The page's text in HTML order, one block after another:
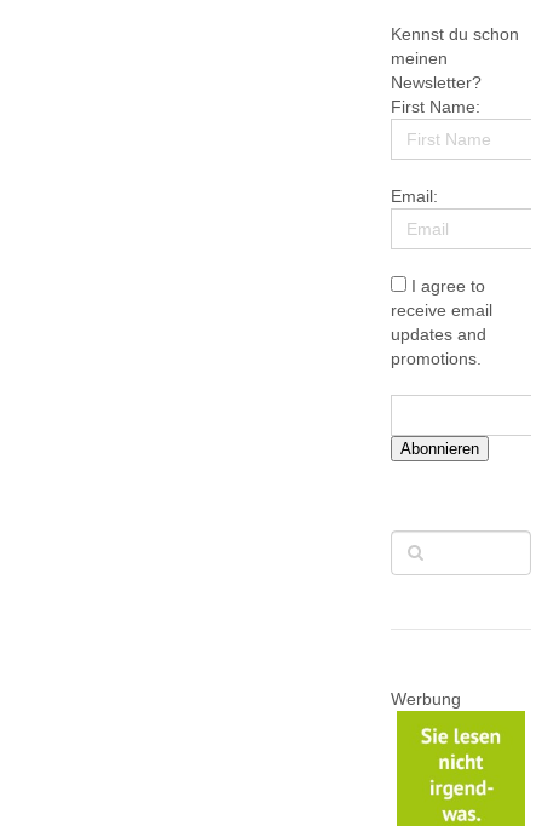
Kennst du schon
meinen
Newsletter?
First Name:
Email:
I agree to
receive email
updates and
promotions.
Abonnieren
Werbung